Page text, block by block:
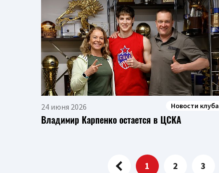
24 июня 2026 Новости клуба
Владимир Карпенко остается в ЦСКА
1 2 3